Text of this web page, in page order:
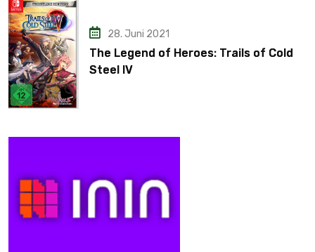
28. Juni 2021
The Legend of Heroes: Trails of Cold
Steel IV